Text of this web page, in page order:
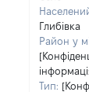
Глибівка
Район у
Тип: